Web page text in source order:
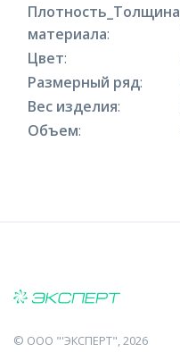
Плотность_Толщина
материала:
Цвет:
Размерный ряд:
Вес изделия:
Объем:
© ООО "'ЭКСПЕРТ", 2026